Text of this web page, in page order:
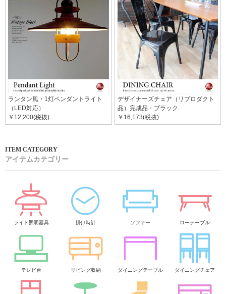
ランタン風・1灯ペンダントライト
（LED対応）
￥12,200(税抜)
デザイナーズチェア（リプロダクト
品）完成品・ブラック
￥16,173(税抜)
アイテムカテゴリー
ライト照明器具 掛け時計 ソファー ローテーブル
テレビ台 リビング収納 ダイニングテーブル ダイニングチェア